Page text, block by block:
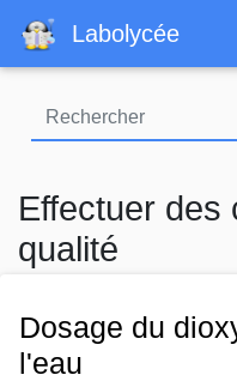
Labolycée
Effectuer des
qualité
Dosage du
l'eau